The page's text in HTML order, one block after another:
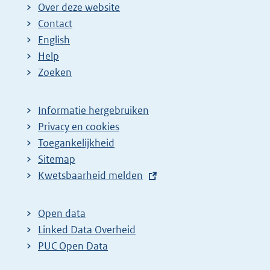
Over deze website
Contact
English
Help
Zoeken
Informatie hergebruiken
Privacy en cookies
Toegankelijkheid
Sitemap
E
t
e
r
Kwetsbaarheid melden
Open data
Linked Data Overheid
PUC Open Data